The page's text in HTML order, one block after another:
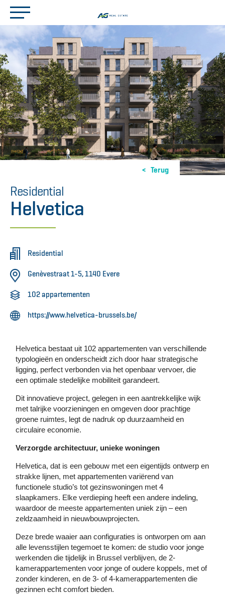
Terug
Residential
Helvetica
Residential
Genèvestraat 1-5, 1140 Evere
102 appartementen
https://www.helvetica-brussels.be/
Helvetica bestaat uit 102 appartementen van verschillende
typologieën en onderscheidt zich door haar strategische
ligging, perfect verbonden via het openbaar vervoer, die
een optimale stedelijke mobiliteit garandeert.
Dit innovatieve project, gelegen in een aantrekkelijke wijk
met talrijke voorzieningen en omgeven door prachtige
groene ruimtes, legt de nadruk op duurzaamheid en
circulaire economie.
Verzorgde architectuur, unieke woningen
Helvetica, dat is een gebouw met een eigentijds ontwerp en
strakke lijnen, met appartementen variërend van
functionele studio’s tot gezinswoningen met 4
slaapkamers. Elke verdieping heeft een andere indeling,
waardoor de meeste appartementen uniek zijn – een
zeldzaamheid in nieuwbouwprojecten.
Deze brede waaier aan configuraties is ontworpen om aan
alle levensstijlen tegemoet te komen: de studio voor jonge
werkenden die tijdelijk in Brussel verblijven, de 2-
kamerappartementen voor jonge of oudere koppels, met of
zonder kinderen, en de 3- of 4-kamerappartementen die
gezinnen echt comfort bieden.